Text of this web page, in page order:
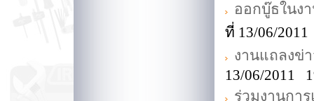
ออกบู๊ธในง
ที่ 13/06/
งานแถลงข่า
13/06/2011
ร่วมงานกา